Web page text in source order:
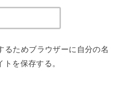
るためブラウザーに自分の名
を保存する。